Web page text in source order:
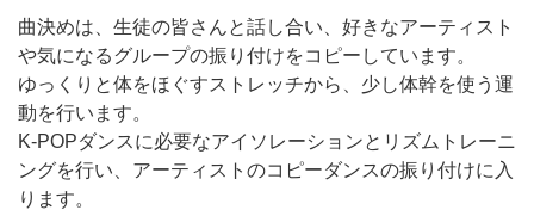
曲決めは、生徒の皆さんと話し合い、好きなアーティスト
や気になるグループの振り付けをコピーしています。
ゆっくりと体をほぐすストレッチから、少し体幹を使う運
動を行います。
K-POPダンスに必要なアイソレーションとリズムトレーニ
ングを行い、アーティストのコピーダンスの振り付けに入
ります。